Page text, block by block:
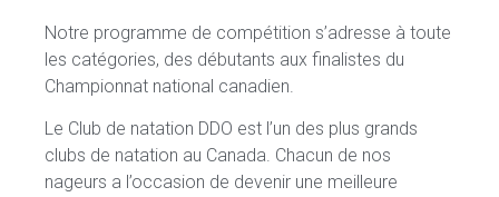
Notre programme de compétition s’adresse à toute
les catégories, des débutants aux finalistes du
Championnat national canadien.
Le Club de natation DDO est l’un des plus grands
clubs de natation au Canada. Chacun de nos
nageurs a l’occasion de devenir une meilleure